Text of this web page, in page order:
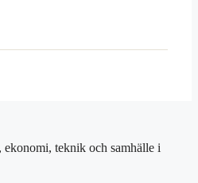
teknik och samhälle i